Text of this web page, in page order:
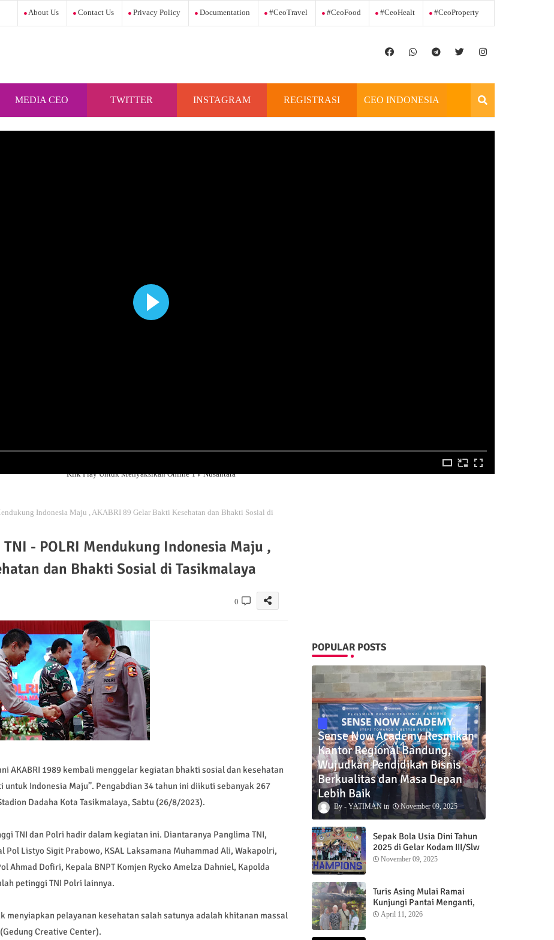
About Us Contact Us Privacy Policy Documentation #ceoTravel #ceoFood #ceoHealt #ceoProperty
MEDIA CEO
INDONESIA
TWITTER INSTAGRAM REGISTRASI CEO INDONESIA
OFFICIAL
Klik Play Untuk Menyaksikan Online TV Nusantara
Indonesia Maju , AKABRI 89 Gelar Bakti Kesehatan dan Bhakti Sosial di
- POLRI Mendukung Indonesia Maju ,
dan Bhakti Sosial di Tasikmalaya
0
AKABRI 1989 kembali menggelar kegiatan bhakti sosial dan kesehatan
untuk Indonesia Maju”. Pengabdian 34 tahun ini diikuti sebanyak 267
Dadaha Kota Tasikmalaya, Sabtu (26/8/2023).
TNI dan Polri hadir dalam kegiatan ini. Diantaranya Panglima TNI,
Pol Listyo Sigit Prabowo, KSAL Laksamana Muhammad Ali, Wakapolri,
Ahmad Dofiri, Kepala BNPT Komjen Rycko Amelza Dahniel, Kapolda
petinggi TNI Polri lainnya.
menyiapkan pelayanan kesehatan salah satunya adalah khitanan massal
Creative Center).
POPULAR POSTS
Sense Now Academy Resmikan
Kantor Regional Bandung,
Wujudkan Pendidikan Bisnis
Berkualitas dan Masa Depan
Lebih Baik
YATIMAN November 09, 2025
Sepak Bola Usia Dini Tahun
2025 di Gelar Kodam III/Slw
November 09, 2025
Turis Asing Mulai Ramai
Kunjungi Pantai Menganti,
Nikmati Sunrise dan Sunset
April 11, 2026